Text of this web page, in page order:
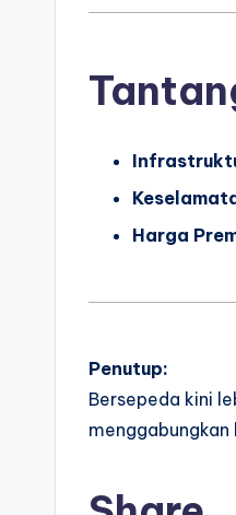
Harga
Penutup:
Bersepeda kini